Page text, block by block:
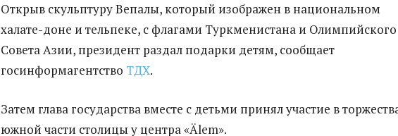
Открыв скульптуру Вепалы, который изображен в национальном
халате-доне и тельпеке, с флагами Туркменистана и Олимпийского
Совета Азии, президент раздал подарки детям, сообщает
госинформагентство ТДХ.
Затем глава государства вместе с детьми принял участие в
южной части столицы у центра «Älem».